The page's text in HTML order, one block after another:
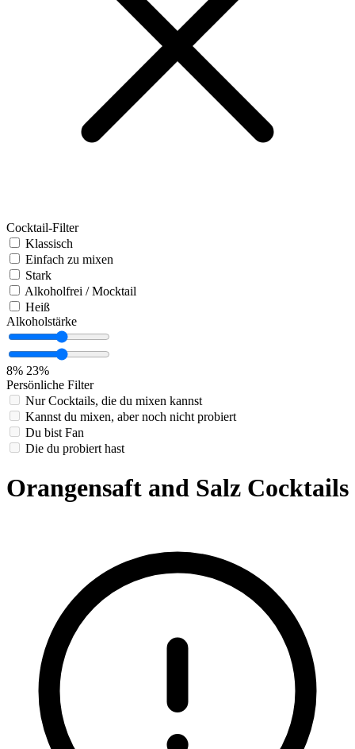
Cocktail-Filter
Klassisch
Einfach zu mixen
Stark
Alkoholfrei / Mocktail
Heiß
Alkoholstärke
8% 23%
Persönliche Filter
Nur Cocktails, die du mixen kannst
Kannst du mixen, aber noch nicht probiert
Du bist Fan
Die du probiert hast
Orangensaft and Salz Cocktails